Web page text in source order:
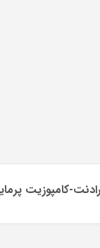
کامپوزیت